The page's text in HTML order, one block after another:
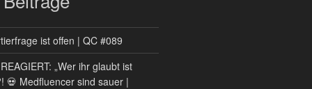
ist offen | QC #089
„Wer ihr glaubt ist
💀 Medfluencer sind sauer |